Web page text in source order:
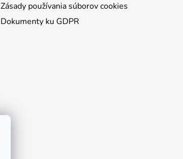
Zásady používania súborov cookies
Dokumenty ku GDPR